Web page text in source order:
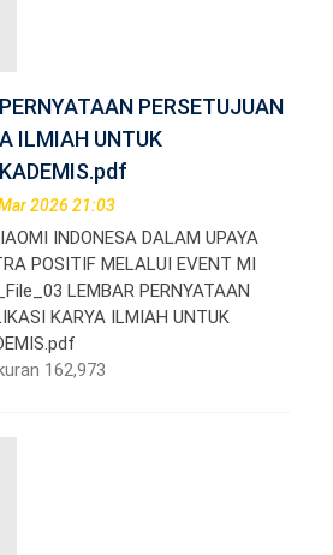
PERSETUJUAN
ILMIAH UNTUK
2026 21:03
INDONESA DALAM UPAYA
POSITIF MELALUI EVENT MI
LEMBAR PERNYATAAN
KARYA ILMIAH UNTUK
162,973